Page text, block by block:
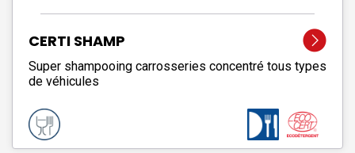
CERTI SHAMP
Super shampooing carrosseries concentré tous types
de véhicules